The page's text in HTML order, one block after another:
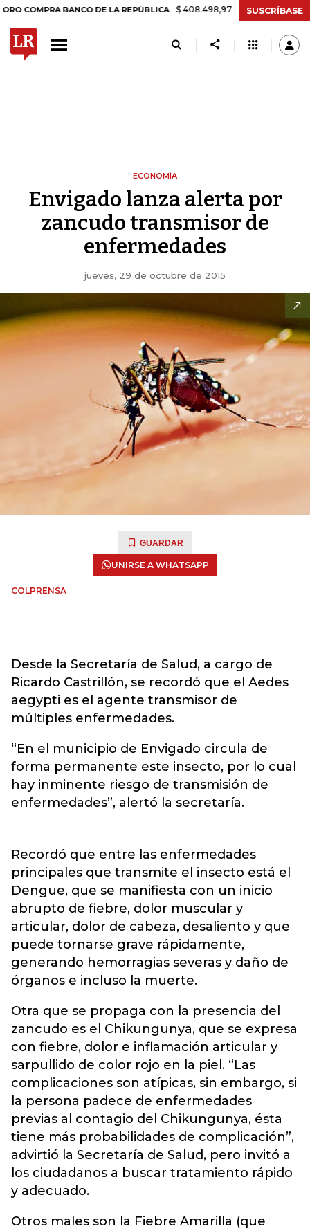
BANCO DE LA REPÚBLICA $ 408.498,97 +$ 8.753,81 +2,19%
SUSCRÍBASE
ECONOMÍA
Envigado lanza alerta por
zancudo transmisor de
enfermedades
jueves, 29 de octubre de 2015
GUARDAR
UNIRSE A WHATSAPP
COLPRENSA
Desde la Secretaría de Salud, a cargo de
Ricardo Castrillón, se recordó que el Aedes
aegypti es el agente transmisor de
múltiples enfermedades.
“En el municipio de Envigado circula de
forma permanente este insecto, por lo cual
hay inminente riesgo de transmisión de
enfermedades”, alertó la secretaría.
Recordó que entre las enfermedades
principales que transmite el insecto está el
Dengue, que se manifiesta con un inicio
abrupto de fiebre, dolor muscular y
articular, dolor de cabeza, desaliento y que
puede tornarse grave rápidamente,
generando hemorragias severas y daño de
órganos e incluso la muerte.
Otra que se propaga con la presencia del
zancudo es el Chikungunya, que se expresa
con fiebre, dolor e inflamación articular y
sarpullido de color rojo en la piel. “Las
complicaciones son atípicas, sin embargo, si
la persona padece de enfermedades
previas al contagio del Chikungunya, ésta
tiene más probabilidades de complicación”,
advirtió la Secretaría de Salud, pero invitó a
los ciudadanos a buscar tratamiento rápido
y adecuado.
Otros males son la Fiebre Amarilla (que